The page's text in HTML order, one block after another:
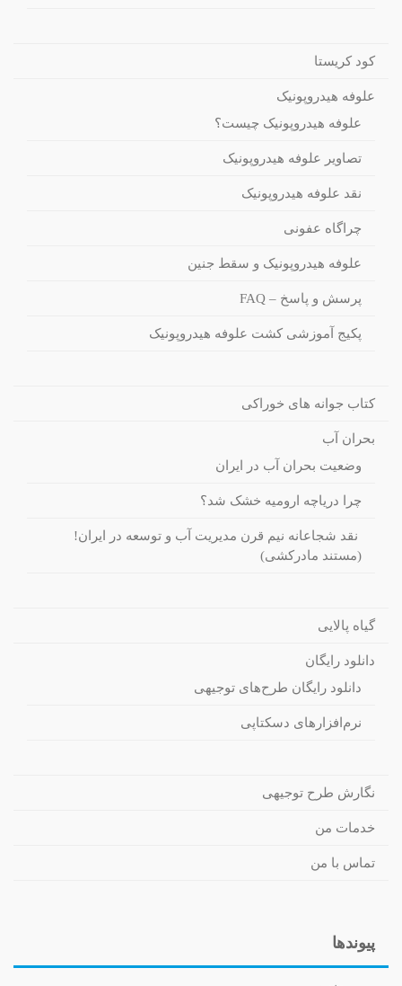
کود کریستا
علوفه هیدروپونیک
علوفه هیدروپونیک چیست؟
تصاویر علوفه هیدروپونیک
نقد علوفه هیدروپونیک
چراگاه عفونی
علوفه هیدروپونیک و سقط جنین
پرسش و پاسخ – FAQ
پکیج آموزشی کشت علوفه هیدروپونیک
کتاب جوانه های خوراکی
بحران آب
وضعیت بحران آب در ایران
چرا دریاچه ارومیه خشک شد؟
نقد شجاعانه نیم قرن مدیریت آب و توسعه در ایران!
(مستند مادرکشی)
گیاه پالایی
دانلود رایگان
دانلود رایگان طرح‌های توجیهی
نرم‌افزارهای دسکتاپی
نگارش طرح توجیهی
خدمات من
تماس با من
پیوندها